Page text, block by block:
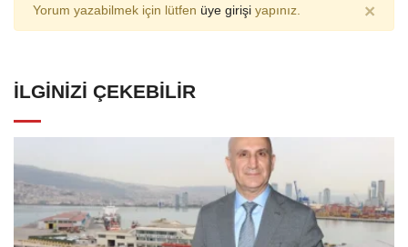
Yorum yazabilmek için lütfen üye girişi yapınız. ×
İLGINIZI ÇEKEBILIR